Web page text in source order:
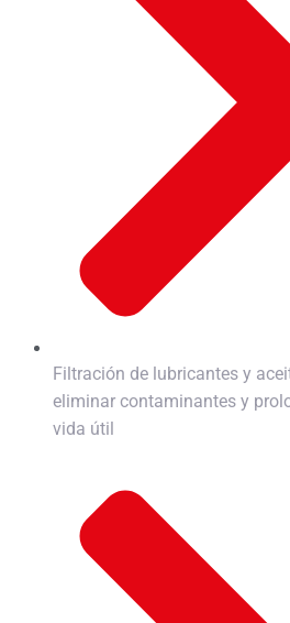
Filtración de lubricantes y
eliminar contaminantes y
vida útil